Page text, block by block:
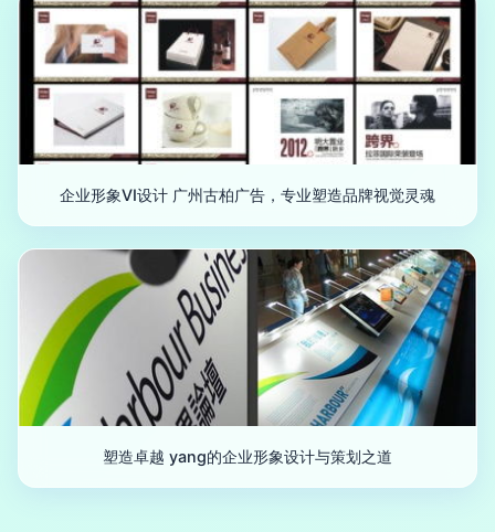
企业形象VI设计 广州古柏广告，专业塑造品牌视觉灵魂
塑造卓越 yang的企业形象设计与策划之道